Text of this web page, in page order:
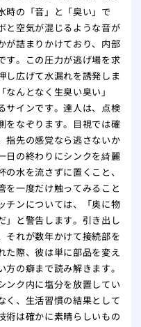
実
時の「音」と「臭い」で
と空気が混じるような音が
が詰まりかけており、内部
す。この圧力が逃げ場を求
し広げて水漏れを誘発しま
んとなく生臭い臭い」
サインです。達人は、点検
をなぞります。目視では確
指先の感覚なら逃さないか
日の終わりにシンクを綺麗
水を流さずに置くこと、
を一度だけ触ってみること
チンについては、「奥に物
」と警告します。引き出し
それが数年かけて接続部を
た際、彼は単に部品を変え
の癖まで読み解きます。
ンク内に塩分を放置してい
く、生活習慣の結果として
術は確かに素晴らしいもの